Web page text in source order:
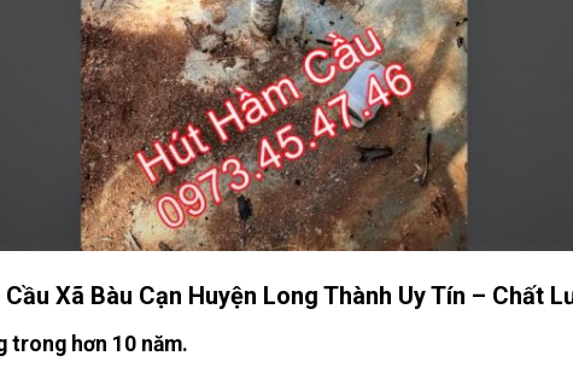
Xã Bàu Cạn Huyện Long Thành Uy Tín – Chất
trong hơn 10 năm.